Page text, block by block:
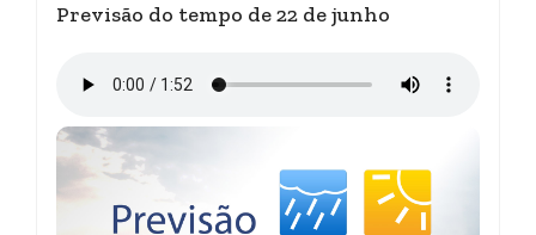
Previsão do tempo de 22 de junho